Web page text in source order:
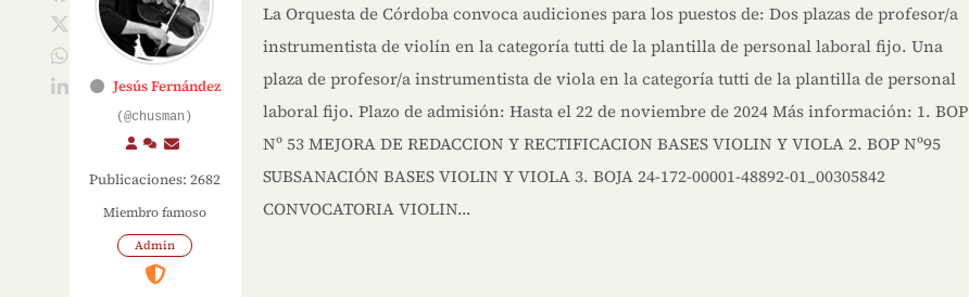
Jesús Fernández
(@chusman)
Publicaciones: 2682
Miembro famoso
Admin
La Orquesta de Córdoba convoca audiciones para los puestos de: Dos plazas de profesor/a
instrumentista de violín en la categoría tutti de la plantilla de personal laboral fijo. Una
plaza de profesor/a instrumentista de viola en la categoría tutti de la plantilla de personal
laboral fijo. Plazo de admisión: Hasta el 22 de noviembre de 2024 Más información: 1. BOP
Nº 53 MEJORA DE REDACCION Y RECTIFICACION BASES VIOLIN Y VIOLA 2. BOP Nº95
SUBSANACIÓN BASES VIOLIN Y VIOLA 3. BOJA 24-172-00001-48892-01_00305842
CONVOCATORIA VIOLIN…